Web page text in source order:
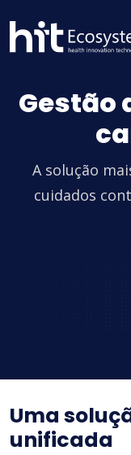
Gestão
A solução
cuidados
Uma
unificada